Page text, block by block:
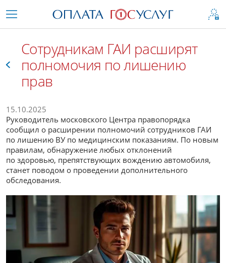
Сотрудникам ГАИ расширят
полномочия по лишению
прав
15.10.2025
Руководитель московского Центра правопорядка
сообщил о расширении полномочий сотрудников ГАИ
по лишению ВУ по медицинским показаниям. По новым
правилам, обнаружение любых отклонений
по здоровью, препятствующих вождению автомобиля,
станет поводом о проведении дополнительного
обследования.